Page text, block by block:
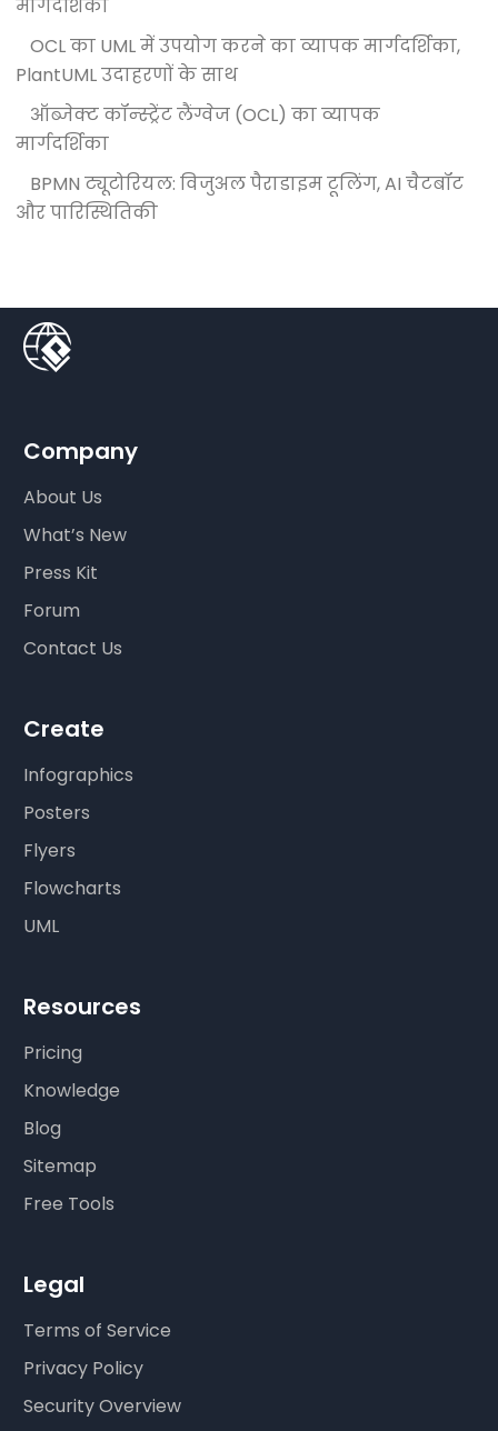
मार्गदर्शिका
OCL का UML में उपयोग करने का व्यापक मार्गदर्शिका,
PlantUML उदाहरणों के साथ
ऑब्जेक्ट कॉन्स्ट्रेंट लैंग्वेज (OCL) का व्यापक
मार्गदर्शिका
BPMN ट्यूटोरियल: विजुअल पैराडाइम टूलिंग, AI चैटबॉट
और पारिस्थितिकी
Company
About Us
What’s New
Press Kit
Forum
Contact Us
Create
Infographics
Posters
Flyers
Flowcharts
UML
Resources
Pricing
Knowledge
Blog
Sitemap
Free Tools
Legal
Terms of Service
Privacy Policy
Security Overview